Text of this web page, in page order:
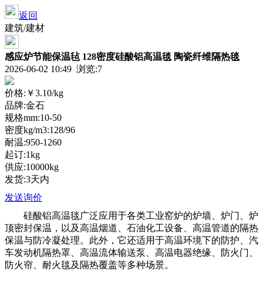
返回
建筑/建材
感应炉节能保温毡 128密度硅酸铝高温毯 陶瓷纤维隔热毯
2026-06-02 10:49 浏览:7
价格: ￥3.10/kg
品牌:金石
规格mm:10-50
密度kg/m3:128/96
耐温:950-1260
起订:1kg
供应:10000kg
发货:3天内
发送询价
硅酸铝高温毯广泛应用于各类工业窑炉的炉墙、炉门、炉
顶密封保温，以及高温烟道、石油化工设备、高温管道的隔热
保温与防冷凝处理。此外，它还适用于高温环境下的防护、汽
车发动机隔热罩、高温流体输送泵、高温电器绝缘、防火门、
防火帘、耐火毯及隔热覆盖等多种场景。